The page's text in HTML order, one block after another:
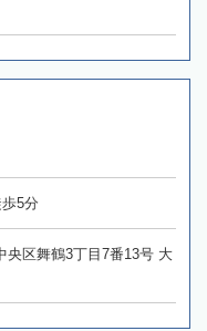
5分
央区舞鶴3丁目7番13号 大